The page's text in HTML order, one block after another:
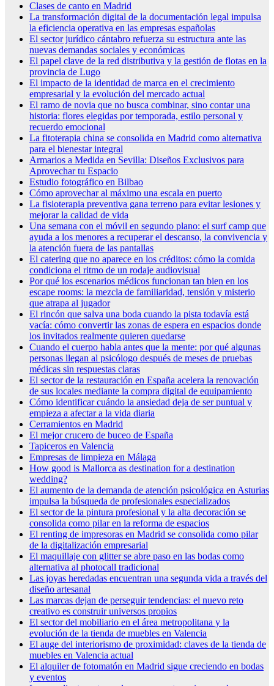
Clases de canto en Madrid
La transformación digital de la documentación legal impulsa
la eficiencia operativa en las empresas españolas
El sector jurídico cántabro refuerza su estructura ante las
nuevas demandas sociales y económicas
El papel clave de la red distributiva y la gestión de flotas en la
provincia de Lugo
El impacto de la identidad de marca en el crecimiento
empresarial y la evolución del mercado actual
El ramo de novia que no busca combinar, sino contar una
historia: flores elegidas por temporada, estilo personal y
recuerdo emocional
La fitoterapia china se consolida en Madrid como alternativa
para el bienestar integral
Armarios a Medida en Sevilla: Diseños Exclusivos para
Aprovechar tu Espacio
Estudio fotográfico en Bilbao
Cómo aprovechar al máximo una escala en puerto
La fisioterapia preventiva gana terreno para evitar lesiones y
mejorar la calidad de vida
Una semana con el móvil en segundo plano: el surf camp que
ayuda a los menores a recuperar el descanso, la convivencia y
la atención fuera de las pantallas
El catering que no aparece en los créditos: cómo la comida
condiciona el ritmo de un rodaje audiovisual
Por qué los escenarios médicos funcionan tan bien en los
escape rooms: la mezcla de familiaridad, tensión y misterio
que atrapa al jugador
El rincón que salva una boda cuando la pista todavía está
vacía: cómo convertir las zonas de espera en espacios donde
los invitados realmente quieren quedarse
Cuando el cuerpo habla antes que la mente: por qué algunas
personas llegan al psicólogo después de meses de pruebas
médicas sin respuestas claras
El sector de la restauración en España acelera la renovación
de sus locales mediante la compra digital de equipamiento
Cómo identificar cuándo la ansiedad deja de ser puntual y
empieza a afectar a la vida diaria
Cerramientos en Madrid
El mejor crucero de buceo de España
Tapiceros en Valencia
Empresas de limpieza en Málaga
How good is Mallorca as destination for a destination
wedding?
El aumento de la demanda de atención psicológica en Asturias
impulsa la búsqueda de profesionales especializados
El sector de la pintura profesional y la alta decoración se
consolida como pilar en la reforma de espacios
El renting de impresoras en Madrid se consolida como pilar
de la digitalización empresarial
El maquillaje con glitter se abre paso en las bodas como
alternativa al photocall tradicional
Las joyas heredadas encuentran una segunda vida a través del
diseño artesanal
Las marcas dejan de perseguir tendencias: el nuevo reto
creativo es construir universos propios
El sector del mobiliario en el área metropolitana y la
evolución de la tienda de muebles en Valencia
El auge del interiorismo de proximidad: claves de la tienda de
muebles en Valencia actual
El alquiler de fotomatón en Madrid sigue creciendo en bodas
y eventos